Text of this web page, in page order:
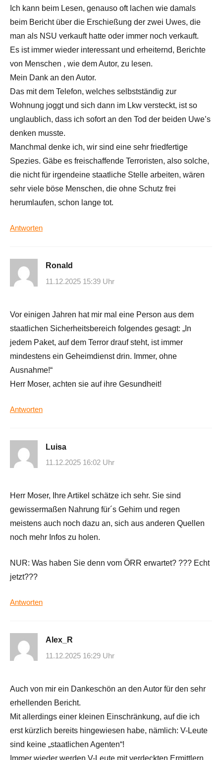
Ich kann beim Lesen, genauso oft lachen wie damals
beim Bericht über die Erschießung der zwei Uwes, die
man als NSU verkauft hatte oder immer noch verkauft.
Es ist immer wieder interessant und erheiternd, Berichte
von Menschen , wie dem Autor, zu lesen.
Mein Dank an den Autor.
Das mit dem Telefon, welches selbstständig zur
Wohnung joggt und sich dann im Lkw versteckt, ist so
unglaublich, dass ich sofort an den Tod der beiden Uwe’s
denken musste.
Manchmal denke ich, wir sind eine sehr friedfertige
Spezies. Gäbe es freischaffende Terroristen, also solche,
die nicht für irgendeine staatliche Stelle arbeiten, wären
sehr viele böse Menschen, die ohne Schutz frei
herumlaufen, schon lange tot.
Antworten
Ronald
11.12.2025 15:39 Uhr
Vor einigen Jahren hat mir mal eine Person aus dem
staatlichen Sicherheitsbereich folgendes gesagt: „In
jedem Paket, auf dem Terror drauf steht, ist immer
mindestens ein Geheimdienst drin. Immer, ohne
Ausnahme!“
Herr Moser, achten sie auf ihre Gesundheit!
Antworten
Luisa
11.12.2025 16:02 Uhr
Herr Moser, Ihre Artikel schätze ich sehr. Sie sind
gewissermaßen Nahrung für´s Gehirn und regen
meistens auch noch dazu an, sich aus anderen Quellen
noch mehr Infos zu holen.
NUR: Was haben Sie denn vom ÖRR erwartet? ??? Echt
jetzt???
Antworten
Alex_R
11.12.2025 16:29 Uhr
Auch von mir ein Dankeschön an den Autor für den sehr
erhellenden Bericht.
Mit allerdings einer kleinen Einschränkung, auf die ich
erst kürzlich bereits hingewiesen habe, nämlich: V-Leute
sind keine „staatlichen Agenten“!
Immer wieder werden V-Leute mit verdeckten Ermittlern